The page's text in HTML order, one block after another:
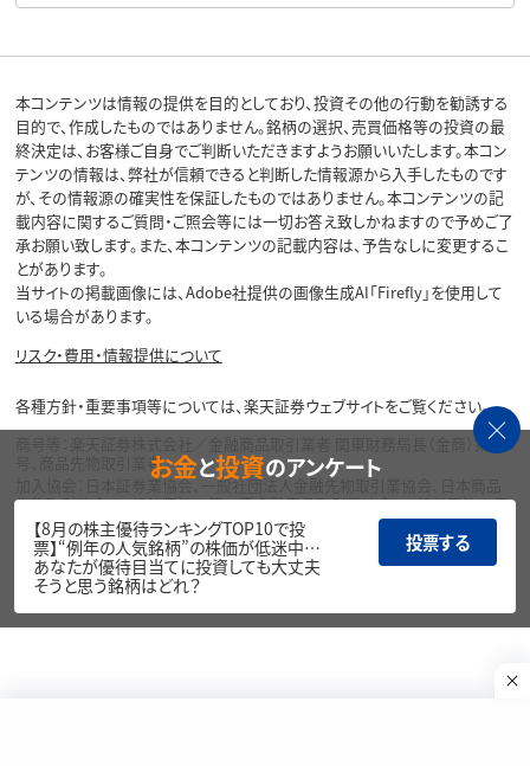
本コンテンツは情報の提供を目的としており、投資その他の行動を勧誘する
目的で、作成したものではありません。銘柄の選択、売買価格等の投資の最
終決定は、お客様ご自身でご判断いただきますようお願いいたします。本コン
テンツの情報は、弊社が信頼できると判断した情報源から入手したものです
が、その情報源の確実性を保証したものではありません。本コンテンツの記
載内容に関するご質問・ご照会等には一切お答え致しかねますので予めご了
承お願い致します。また、本コンテンツの記載内容は、予告なしに変更するこ
とがあります。
当サイトの掲載画像には、Adobe社提供の画像生成AI「Firefly」を使用して
いる場合があります。
リスク・費用・情報提供について
各種方針・重要事項等については、楽天証券ウェブサイトをご覧ください。
商号等：楽天証券株式会社／金融商品取引業者 関東財務局長（金商）第195
号、商品先物取引業者
加入協会：日本証券業協会、一般社団法人金融先物取引業協会、日本商品
先物取引協会、一般社団法人第二種金融商品取引業協会、一般社団法人資
産運用業協会
Copyright©
1999-2026 Rakuten Securities, Inc. All
Rights Reserved.
お金と投資のアンケート
【8月の株主優待ランキングTOP10で投
票】“例年の人気銘柄”の株価が低迷中…
あなたが優待目当てに投資しても大丈夫
そうと思う銘柄はどれ？
投票する